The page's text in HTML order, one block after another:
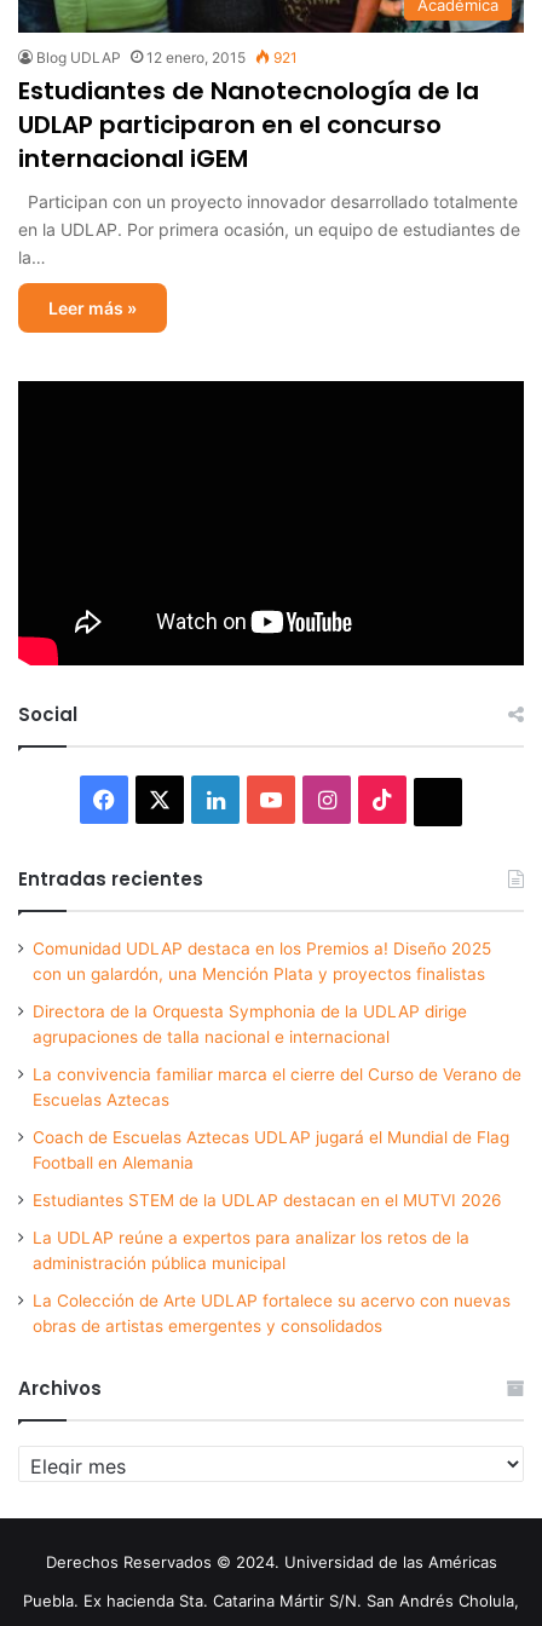
Académica
Blog UDLAP 12 enero, 2015 921
Estudiantes de Nanotecnología de la
UDLAP participaron en el concurso
internacional iGEM
Participan con un proyecto innovador desarrollado totalmente
en la UDLAP. Por primera ocasión, un equipo de estudiantes de
la…
Leer más »
Social
Facebook LinkedInYouTubeInstagram
Entradas recientes
Comunidad UDLAP destaca en los Premios a! Diseño 2025
con un galardón, una Mención Plata y proyectos finalistas
Directora de la Orquesta Symphonia de la UDLAP dirige
agrupaciones de talla nacional e internacional
La convivencia familiar marca el cierre del Curso de Verano de
Escuelas Aztecas
Coach de Escuelas Aztecas UDLAP jugará el Mundial de Flag
Football en Alemania
Estudiantes STEM de la UDLAP destacan en el MUTVI 2026
La UDLAP reúne a expertos para analizar los retos de la
administración pública municipal
La Colección de Arte UDLAP fortalece su acervo con nuevas
obras de artistas emergentes y consolidados
Archivos
Archivos
Derechos Reservados © 2024. Universidad de las Américas
Puebla. Ex hacienda Sta. Catarina Mártir S/N. San Andrés Cholula,